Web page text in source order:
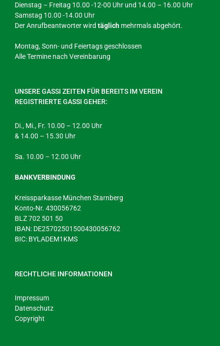
Dienstag – Freitag 10.00 -12-00 Uhr und 14.00 – 16.00 Uhr
Samstag 10.00 -14.00 Uhr
Der Anrufbeantworter wird täglich mehrmals abgehört.
Montag, Sonn- und Feiertags geschlossen
Alle Termine nach Vereinbarung
UNSERE GASSI ZEITEN FÜR BEREITS IM VEREIN
REGISTRIERTE GASSI GEHER:
Di., Mi., Fr. 10.00 – 12.00 Uhr
& 14.00 – 15.30 Uhr
Sa. 10.00 – 12.00 Uhr
BANKVERBINDUNG
Kreissparkasse München Starnberg
Konto-Nr. 430056762
BLZ 702 501 50
IBAN: DE25702501500430056762
BIC: BYLADEM1KMS
RECHTLICHE INFORMATIONEN
Impressum
Datenschutz
Copyright